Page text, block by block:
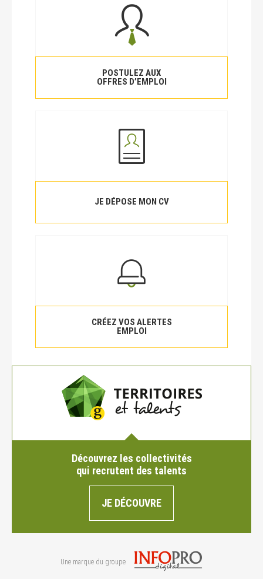
POSTULEZ AUX
OFFRES D’EMPLOI
JE DÉPOSE MON CV
CRÉEZ VOS ALERTES
EMPLOI
Découvrez les collectivités
qui recrutent des talents
JE DÉCOUVRE
Une marque du groupe